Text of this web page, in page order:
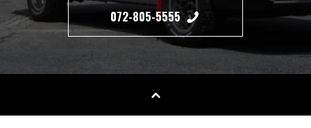
072-805-5555